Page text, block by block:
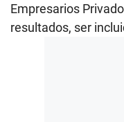
Empresarios
resultados, ser